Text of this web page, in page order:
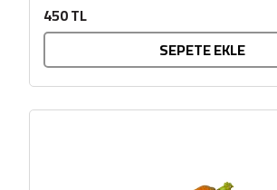
450 TL
SEPETE EKLE